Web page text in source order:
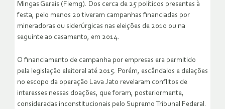
Mingas Gerais (Fiemg). Dos cerca de 25 políticos presentes à
festa, pelo menos 20 tiveram campanhas financiadas por
mineradoras ou siderúrgicas nas eleições de 2010 ou na
seguinte ao casamento, em 2014.
O financiamento de campanha por empresas era permitido
pela legislação eleitoral até 2015. Porém, escândalos e delações
no escopo da operação Lava Jato revelaram conflitos de
interesses nessas doações, que foram, posteriormente,
consideradas inconstitucionais pelo Supremo Tribunal Federal.